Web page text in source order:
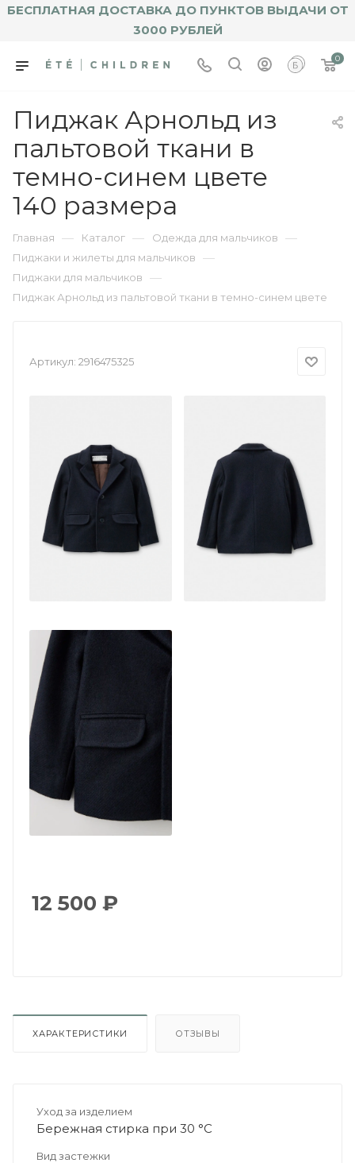
БЕСПЛАТНАЯ ДОСТАВКА ДО ПУНКТОВ ВЫДАЧИ ОТ
3000 РУБЛЕЙ
0
Пиджак Арнольд из
пальтовой ткани в
темно-синем цвете
140 размера
Главная — Каталог — Одежда для мальчиков —
Пиджаки и жилеты для мальчиков —
Пиджаки для мальчиков —
Пиджак Арнольд из пальтовой ткани в темно-синем цвете
Артикул: 2916475325
12 500 ₽
ХАРАКТЕРИСТИКИ ОТЗЫВЫ
Уход за изделием
Бережная стирка при 30 °C
Вид застежки